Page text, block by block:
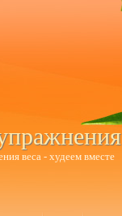
веса - худеем вместе